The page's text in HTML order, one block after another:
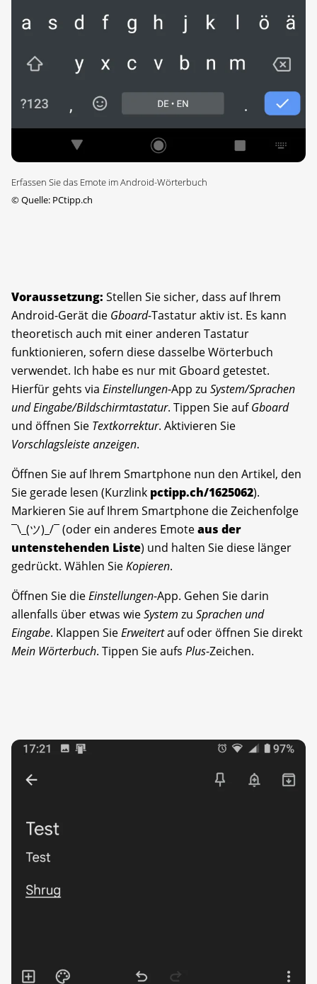
Erfassen Sie das Emote im Android-Wörterbuch
©Quelle: PCtipp.ch
Voraussetzung: Stellen Sie sicher, dass auf Ihrem
Android-Gerät die Gboard-Tastatur aktiv ist. Es kann
theoretisch auch mit einer anderen Tastatur
funktionieren, sofern diese dasselbe Wörterbuch
verwendet. Ich habe es nur mit Gboard getestet.
Hierfür gehts via Einstellungen-App zu System/Sprachen
und Eingabe/Bildschirmtastatur. Tippen Sie aufGboard
und öffnen Sie Textkorrektur. Aktivieren Sie
Vorschlagsleiste anzeigen.
Öffnen Sie auf Ihrem Smartphone nun den Artikel, den
Sie gerade lesen (Kurzlink pctipp.ch/1625062).
Markieren Sie auf Ihrem Smartphone die Zeichenfolge
¯\_(ツ)_/¯ (oder ein anderes Emoteaus der
untenstehenden Liste) und halten Sie diese länger
gedrückt. Wählen SieKopieren.
Öffnen Sie dieEinstellungen-App. Gehen Sie darin
allenfalls über etwas wieSystem zu Sprachen und
Eingabe. Klappen SieErweitertauf oder öffnen Sie direkt
Mein Wörterbuch. Tippen Sie aufs Plus-Zeichen.